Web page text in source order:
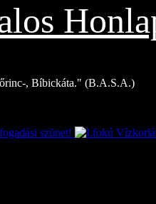
, Bíbickáta." (B.A.S.A.)
szünet!